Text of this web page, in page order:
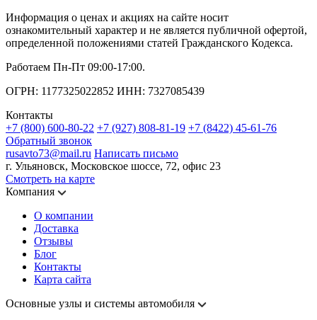
Информация о ценах и акциях на сайте носит
ознакомительный характер и не является публичной офертой,
определенной положениями статей Гражданского Кодекса.
Работаем Пн-Пт 09:00-17:00.
ОГРН: 1177325022852 ИНН: 7327085439
Контакты
+7 (800) 600-80-22 +7 (927) 808-81-19 +7 (8422) 45-61-76
Обратный звонок
rusavto73@mail.ru Написать письмо
г. Ульяновск, Московское шоссе, 72, офис 23
Смотреть на карте
Компания
О компании
Доставка
Отзывы
Блог
Контакты
Карта сайта
Основные узлы и системы автомобиля